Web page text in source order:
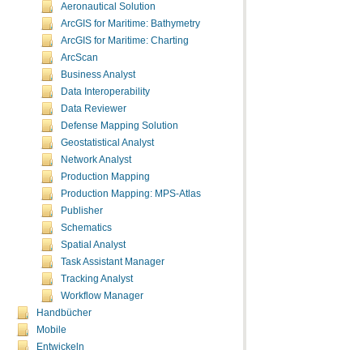
Aeronautical Solution
ArcGIS for Maritime: Bathymetry
ArcGIS for Maritime: Charting
ArcScan
Business Analyst
Data Interoperability
Data Reviewer
Defense Mapping Solution
Geostatistical Analyst
Network Analyst
Production Mapping
Production Mapping: MPS-Atlas
Publisher
Schematics
Spatial Analyst
Task Assistant Manager
Tracking Analyst
Workflow Manager
Handbücher
Mobile
Entwickeln